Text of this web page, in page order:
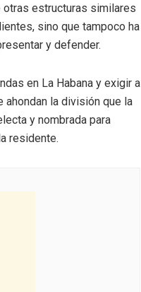
otras estructuras similares
sino que tampoco ha
y defender.
en La Habana y exigir a
la división que la
y nombrada para
residente.